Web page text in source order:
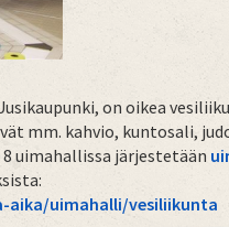
on oikea
mm. kahvio, kuntosali,
uimahallissa järjestetään
uimahalli/vesiliikunta